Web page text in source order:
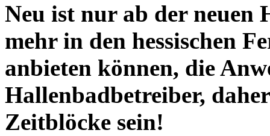
Neu ist nur ab der neuen
mehr in den hessischen
anbieten können, die
Hallenbadbetreiber,
Zeitblöcke sein!